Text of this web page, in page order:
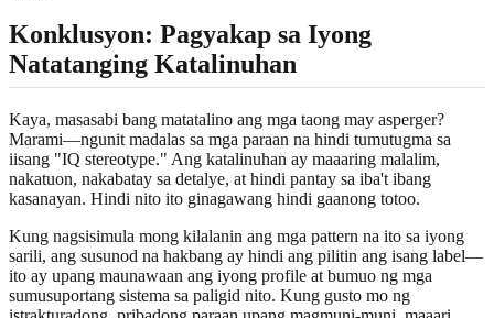
Konklusyon: Pagyakap sa Iyong
Natatanging Katalinuhan
Kaya, masasabi bang matatalino ang mga taong may asperger?
Marami—ngunit madalas sa mga paraan na hindi tumutugma sa
iisang "IQ stereotype." Ang katalinuhan ay maaaring malalim,
nakatuon, nakabatay sa detalye, at hindi pantay sa iba't ibang
kasanayan. Hindi nito ito ginagawang hindi gaanong totoo.
Kung nagsisimula mong kilalanin ang mga pattern na ito sa iyong
sarili, ang susunod na hakbang ay hindi ang pilitin ang isang label—
ito ay upang maunawaan ang iyong profile at bumuo ng mga
sumusuportang sistema sa paligid nito. Kung gusto mo ng